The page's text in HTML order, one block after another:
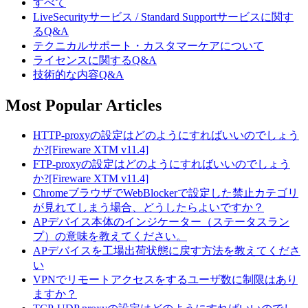
すべて
LiveSecurityサービス / Standard Supportサービスに関す
るQ&A
テクニカルサポート・カスタマーケアについて
ライセンスに関するQ&A
技術的な内容Q&A
Most Popular Articles
HTTP-proxyの設定はどのようにすればいいのでしょう
か?[Fireware XTM v11.4]
FTP-proxyの設定はどのようにすればいいのでしょう
か?[Fireware XTM v11.4]
ChromeブラウザでWebBlockerで設定した禁止カテゴリ
が見れてしまう場合、どうしたらよいですか？
APデバイス本体のインジケーター（ステータスラン
プ）の意味を教えてください。
APデバイスを工場出荷状態に戻す方法を教えてくださ
い
VPNでリモートアクセスをするユーザ数に制限はあり
ますか？